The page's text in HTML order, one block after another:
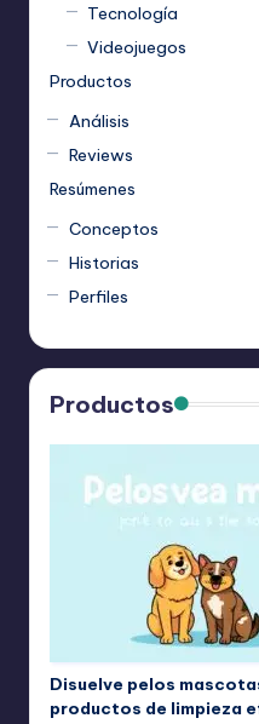
Tecnología
Videojuegos
Productos
Análisis
Reviews
Resúmenes
Conceptos
Historias
Perfiles
Productos
Disuelve pelos
productos de limpieza